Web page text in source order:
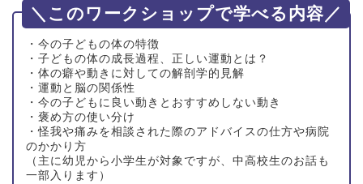
＼このワークショップで学べる内容／
・今の子どもの体の特徴
・子どもの体の成長過程、正しい運動とは？
・体の癖や動きに対しての解剖学的見解
・運動と脳の関係性
・今の子どもに良い動きとおすすめしない動き
・褒め方の使い分け
・怪我や痛みを相談された際のアドバイスの仕方や病院
のかかり方
（主に幼児から小学生が対象ですが、中高校生のお話も
一部入ります）